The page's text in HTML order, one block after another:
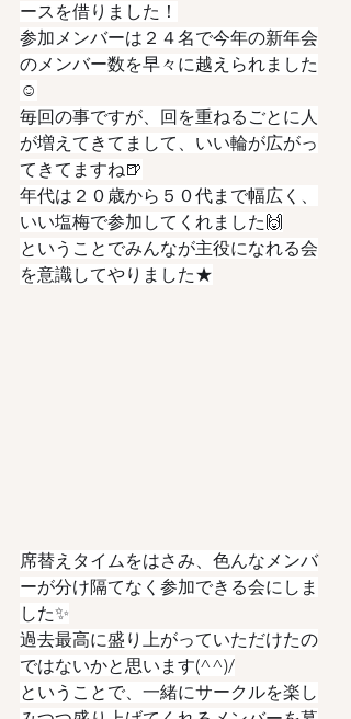
ースを借りました！
参加メンバーは２４名で今年の新年会
のメンバー数を早々に越えられました
☺️
毎回の事ですが、回を重ねるごとに人
が増えてきてまして、いい輪が広がっ
てきてますね🍺
年代は２０歳から５０代まで幅広く、
いい塩梅で参加してくれました🙌
ということでみんなが主役になれる会
を意識してやりました★
席替えタイムをはさみ、色んなメンバ
ーが分け隔てなく参加できる会にしま
した✨
過去最高に盛り上がっていただけたの
ではないかと思います(^^)/
ということで、一緒にサークルを楽し